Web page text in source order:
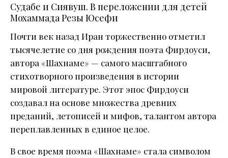
Судабе и Сиявуш. В переложении для детей
Мохаммада Резы Юсефи
Почти век назад Иран торжественно отметил
тысячелетие со дня рождения поэта Фирдоуси,
автора «Шахнаме» — самого масштабного
стихотворного произведения в истории
мировой литературе. Этот эпос Фирдоуси
создавал на основе множества древних
преданий, летописей и мифов, талантом автора
переплавленных в единое целое.
В свое время поэма «Шахнаме» стала символом